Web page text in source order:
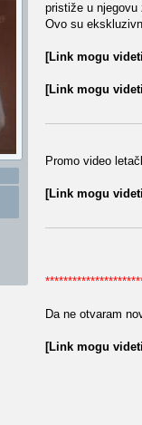
pristiže u njegovu
Ovo su
[Link mogu
[Link mogu
Promo video
[Link mogu
Da ne otvaram
[Link mogu